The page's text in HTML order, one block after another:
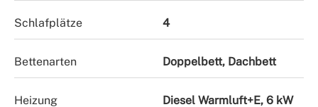
Schlafplätze 4
Bettenarten Doppelbett, Dachbett
Heizung Diesel Warmluft+E, 6 kW